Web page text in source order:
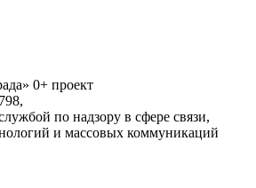
0+ проект
по надзору в сфере связи,
и массовых коммуникаций